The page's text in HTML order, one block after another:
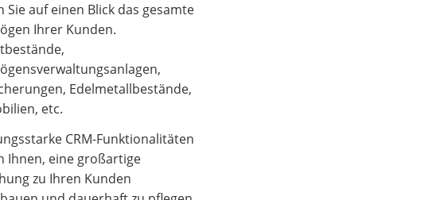
Sie auf einen Blick das gesamte
Ihrer Kunden.
Edelmetallbestände,
etc.
CRM-Funktionalitäten
Ihnen, eine großartige
zu Ihren Kunden